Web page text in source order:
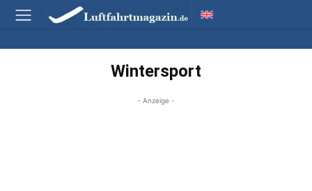
Wintersport
- Anzeige -